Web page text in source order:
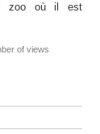
zoo où il est
of views